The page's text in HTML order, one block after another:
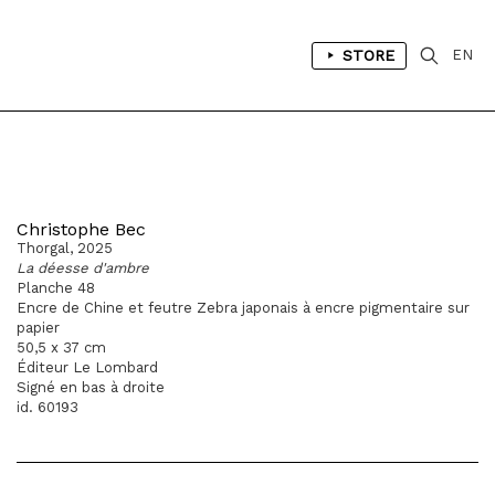
STORE EN
Christophe Bec
Thorgal, 2025
La déesse d'ambre
Planche 48
Encre de Chine et feutre Zebra japonais à encre pigmentaire sur
papier
50,5 x 37 cm
Éditeur Le Lombard
Signé en bas à droite
id. 60193